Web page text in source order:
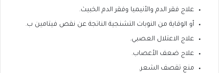
علاج فقر الدم والأنيميا وفقر الدم الخبيث.
أو الوقاية من النوبات التشنجية الناتجة عن نقص فيتامين ب.
علاج الاعتلال العصبي.
علاج ضعف الأعصاب.
منع تقصف الشعر.